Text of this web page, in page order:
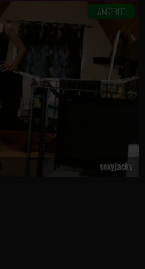
ANGEBOT
sexyjacky